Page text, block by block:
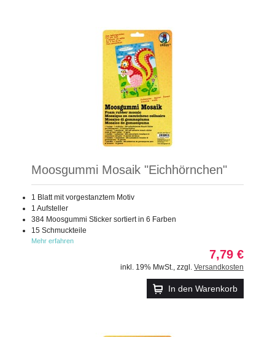
Moosgummi Mosaik "Eichhörnchen"
1 Blatt mit vorgestanztem Motiv
1 Aufsteller
384 Moosgummi Sticker sortiert in 6 Farben
15 Schmuckteile
Mehr erfahren
7,79 €
inkl. 19% MwSt. zzgl. Versandkosten
In den Warenkorb